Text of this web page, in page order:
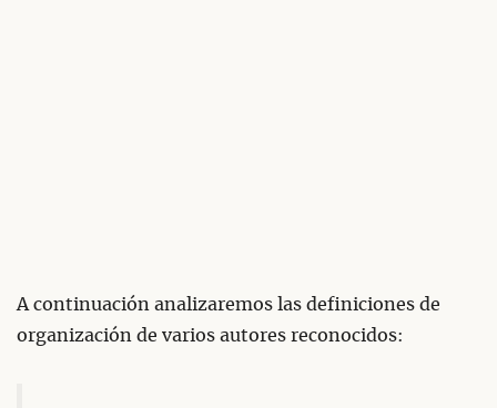
A continuación analizaremos las definiciones de
organización de varios autores reconocidos: